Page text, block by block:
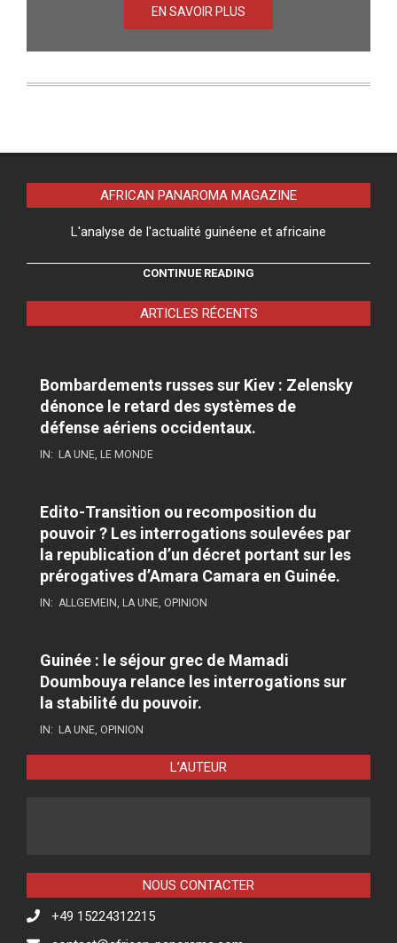
EN SAVOIR PLUS
AFRICAN PANAROMA MAGAZINE
L'analyse de l'actualité guinéene et africaine
CONTINUE READING
ARTICLES RÉCENTS
Bombardements russes sur Kiev : Zelensky
dénonce le retard des systèmes de
défense aériens occidentaux.
IN: LA UNE, LE MONDE
Edito-Transition ou recomposition du
pouvoir ? Les interrogations soulevées par
la republication d’un décret portant sur les
prérogatives d’Amara Camara en Guinée.
IN: ALLGEMEIN, LA UNE, OPINION
Guinée : le séjour grec de Mamadi
Doumbouya relance les interrogations sur
la stabilité du pouvoir.
IN: LA UNE, OPINION
L’AUTEUR
NOUS CONTACTER
+49 15224312215